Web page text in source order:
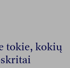
tokie, kokių